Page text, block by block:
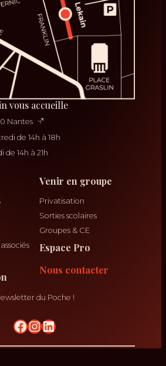
vous accueille
Nantes
de 14h à 18h
de 14h à 21h
Venir en groupe
Privatisation
Sorties scolaires
Groupes & CE
Espace Pro
Nous contacter
du Poche !